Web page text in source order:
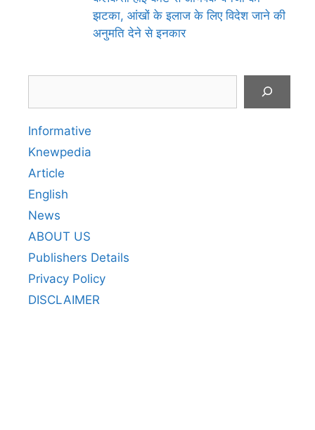
झटका, आंखों के इलाज के लिए विदेश जाने की
अनुमति देने से इनकार
Informative
Knewpedia
Article
English
News
ABOUT US
Publishers Details
Privacy Policy
DISCLAIMER